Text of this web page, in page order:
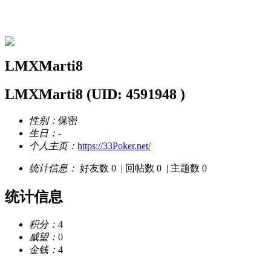
LMXMarti8
LMXMarti8 (UID: 4591948 )
性别： 保密
生日： -
个人主页： https://33Poker.net/
统计信息： 好友数 0 | 回帖数 0 | 主题数 0
统计信息
积分： 4
威望： 0
金钱： 4